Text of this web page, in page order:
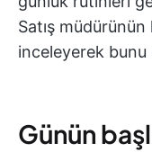
Satış
inceleyerek bunu
Günün